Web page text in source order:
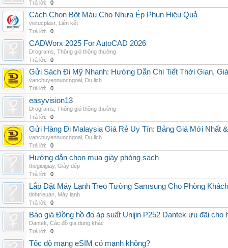
Trả lời:
0
Cách Chọn Bột Màu Cho Nhựa Ép Phun Hiệu Quả
vietucplast Liên kết
Trả lời:
0
CADWorx 2025 For AutoCAD 2026
Drograms Thông gió thông thường
Trả lời:
0
Gửi Sách Đi Mỹ Nhanh: Hướng Dẫn Chi Tiết Thời Gian,
vanchuyennuocngoai Du lịch
Trả lời:
0
easyvision13
Drograms Thông gió thông thường
Trả lời:
0
Gửi Hàng Đi Malaysia Giá Rẻ Uy Tín: Bảng Giá Mới Nhất
vanchuyennuocngoai Du lịch
Trả lời:
0
Hướng dẫn chọn mua giày phòng sạch
thegioigiay, Giày dép
Trả lời:
0
Lắp Đặt Máy Lạnh Treo Tường Samsung Cho Phòng Khách
tinhtrieuan Máy lạnh
Trả lời:
0
Báo giá Đồng hồ đo áp suất Unijin P252 Dantek ưu đãi cho
Dantek Các đồ gia dụng khác
Trả lời:
0
Tốc độ mạng eSIM có mạnh không?